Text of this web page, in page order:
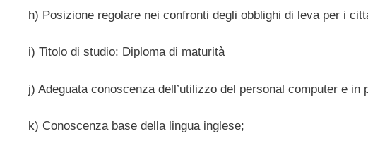
h) Posizione regolare nei confronti degli obblighi di leva per i
i) Titolo di studio: Diploma di maturità
j) Adeguata conoscenza dell’utilizzo del personal computer e
k) Conoscenza base della lingua inglese;